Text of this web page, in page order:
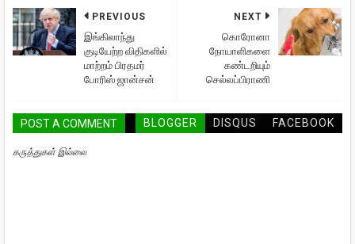
NEXT
கொரோனா
நோயாளிகளை
கண்டறியும்
செல்லப்பிராணி
PREVIOUS
இங்கிலாந்து
குடியேற்ற விதிகளில்
மாற்றம் பிரதமர்
போரிஸ் ஜான்சன்
POST A COMMENT BLOGGER DISQUS FACEBOOK
கருத்துகள் இல்லை